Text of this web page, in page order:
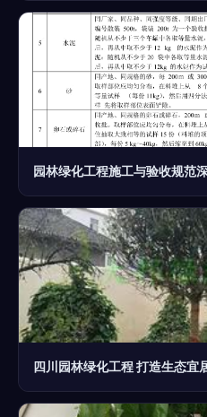
园林绿化工程施工与验收规范
四川园林绿化工程 打造生态宜